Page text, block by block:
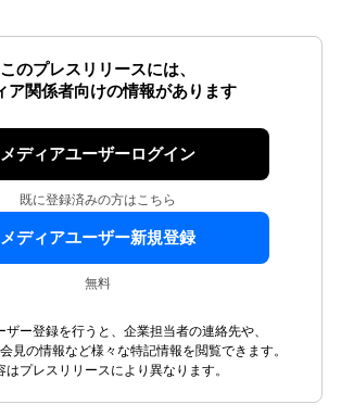
このプレスリリースには、
ア関係者向けの情報があります
メディアユーザーログイン
既に登録済みの方はこちら
メディアユーザー新規登録
無料
ザー登録を行うと、企業担当者の連絡先や、
見の情報など様々な特記情報を閲覧できます。
プレスリリースにより異なります。